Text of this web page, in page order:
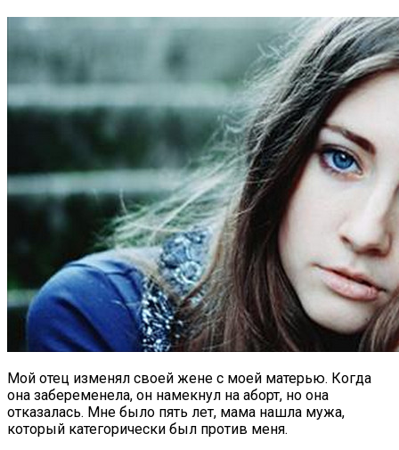
Мой отец изменял своей жене с моей матерью. Когда
она забеременела, он намекнул на аборт, но она
отказалась. Мне было пять лет, мама нашла мужа,
который категорически был против меня.